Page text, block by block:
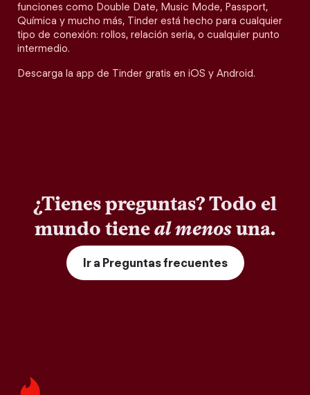
funciones como Double Date, Music Mode, Passport,
Química y mucho más, Tinder está hecho para cualquier
tipo de conexión: rollos, relación seria, o cualquier punto
intermedio.
Descarga la app de Tinder gratis en iOS y Android.
¿Tienes preguntas? Todo el
mundo tieneal menosuna.
Ir a Preguntas frecuentes